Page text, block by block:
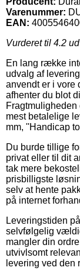
Varenummer:
EAN:
Vurderet til 4.2
En lang række
udvalg af
anvendt er i vore
afhenter du blot
mest betalelige
mm, ''Handicap
Du burde tillige
privat eller til dit
tak mere
prisbilligste
selv at hente
på internet
Leveringstiden
selvfølgelig
mangler din
utvivlsomt
levering ved den